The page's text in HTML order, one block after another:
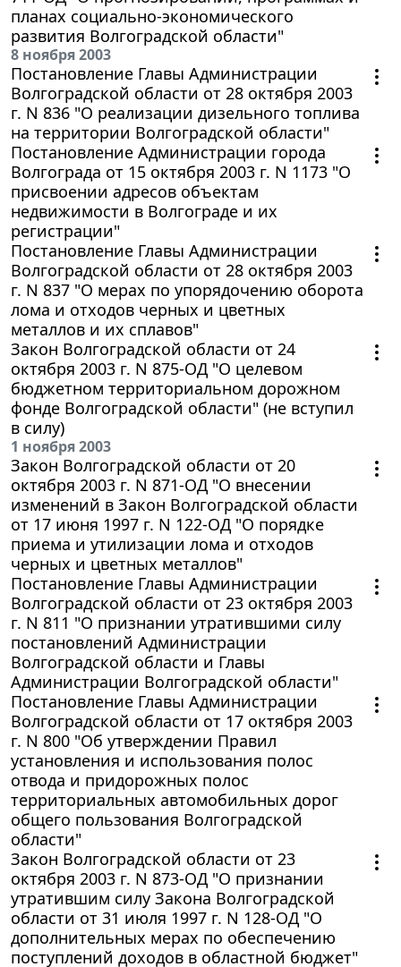
планах социально-экономического
развития Волгоградской области"
8 ноября 2003
Постановление Главы Администрации
Волгоградской области от 28 октября 2003
г. N 836 "О реализации дизельного топлива
на территории Волгоградской области"
Постановление Администрации города
Волгограда от 15 октября 2003 г. N 1173 "О
присвоении адресов объектам
недвижимости в Волгограде и их
регистрации"
Постановление Главы Администрации
Волгоградской области от 28 октября 2003
г. N 837 "О мерах по упорядочению оборота
лома и отходов черных и цветных
металлов и их сплавов"
Закон Волгоградской области от 24
октября 2003 г. N 875-ОД "О целевом
бюджетном территориальном дорожном
фонде Волгоградской области" (не вступил
в силу)
1 ноября 2003
Закон Волгоградской области от 20
октября 2003 г. N 871-ОД "О внесении
изменений в Закон Волгоградской области
от 17 июня 1997 г. N 122-ОД "О порядке
приема и утилизации лома и отходов
черных и цветных металлов"
Постановление Главы Администрации
Волгоградской области от 23 октября 2003
г. N 811 "О признании утратившими силу
постановлений Администрации
Волгоградской области и Главы
Администрации Волгоградской области"
Постановление Главы Администрации
Волгоградской области от 17 октября 2003
г. N 800 "Об утверждении Правил
установления и использования полос
отвода и придорожных полос
территориальных автомобильных дорог
общего пользования Волгоградской
области"
Закон Волгоградской области от 23
октября 2003 г. N 873-ОД "О признании
утратившим силу Закона Волгоградской
области от 31 июля 1997 г. N 128-ОД "О
дополнительных мерах по обеспечению
поступлений доходов в областной бюджет"